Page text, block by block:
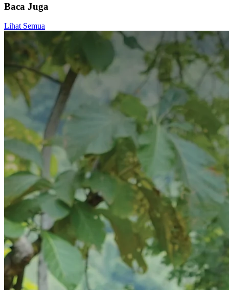
Baca Juga
Lihat Semua